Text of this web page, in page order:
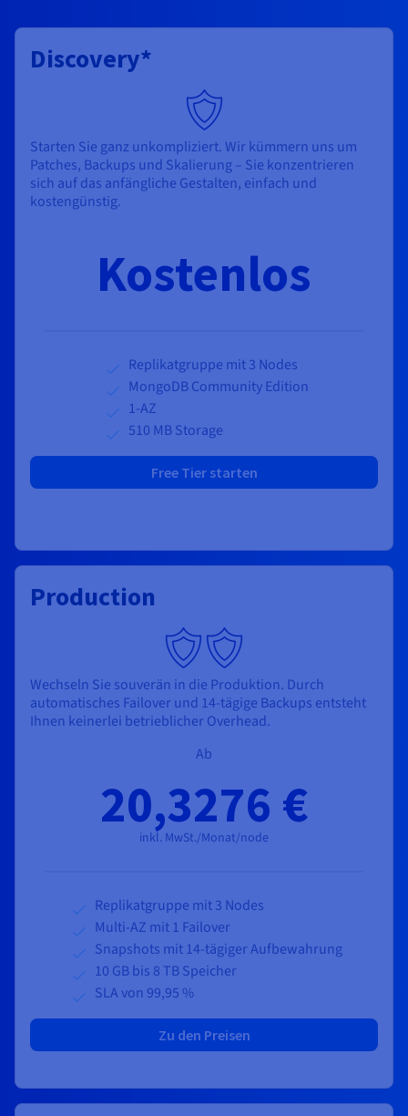
Discovery*
Starten Sie ganz unkompliziert. Wir kümmern uns um
Patches, Backups und Skalierung – Sie konzentrieren
sich auf das anfängliche Gestalten, einfach und
kostengünstig.
Kostenlos
Replikatgruppe mit 3 Nodes
MongoDB Community Edition
1-AZ
510 MB Storage
Free Tier starten
Production
Wechseln Sie souverän in die Produktion. Durch
automatisches Failover und 14-tägige Backups entsteht
Ihnen keinerlei betrieblicher Overhead.
Ab
20,3276 €
inkl. MwSt./Monat/node
Replikatgruppe mit 3 Nodes
Multi-AZ mit 1 Failover
Snapshots mit 14-tägiger Aufbewahrung
10 GB bis 8 TB Speicher
SLA von 99,95 %
Zu den Preisen